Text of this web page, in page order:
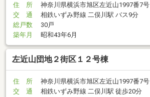
住 所
神奈川県横浜市旭区左近山1997番7号
交 通
相鉄いずみ野線 二俣川駅 バス9分
総戸数
30戸
築年月
昭和43年6月
左近山団地２街区１２号棟
住 所
神奈川県横浜市旭区左近山1997番7号
交 通
相鉄いずみ野線 二俣川駅 徒歩20分